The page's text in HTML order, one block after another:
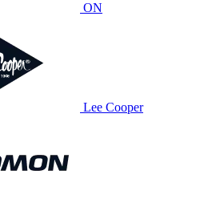
ON
Lee Cooper